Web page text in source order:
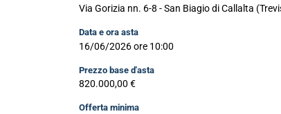
Via Gorizia nn. 6-8 - San Biagio di Callalta
Data e ora asta
16/06/2026 ore 10:00
Prezzo base d'asta
820.000,00 €
Offerta minima